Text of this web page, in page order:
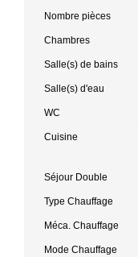
Nombre pièces
Chambres
Salle(s) de bains
Salle(s) d'eau
WC
Cuisine
Séjour Double
Type Chauffage
Méca. Chauffage
Mode Chauffage